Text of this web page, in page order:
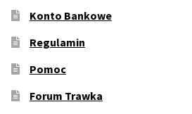
Konto Bankowe
Regulamin
Pomoc
Forum Trawka